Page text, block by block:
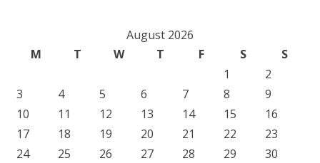
August 2026
M
T W T F S
S
1
2
3
4 5 6 7 8
9
10
11 12 13 14 15
16
17
18 19 20 21 22
23
24
25 26 27 28 29
30